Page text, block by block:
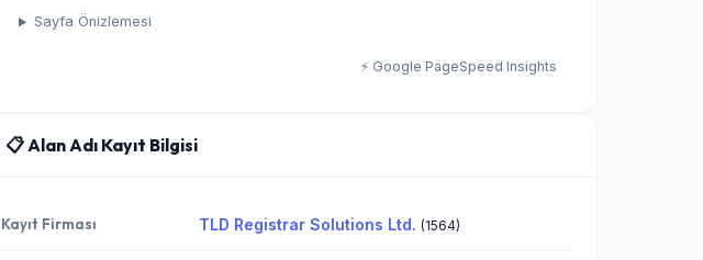
Sayfa Önizlemesi
⚡ Google PageSpeed Insights
📋 Alan Adı Kayıt Bilgisi
Kayıt Firması TLD Registrar Solutions Ltd. (1564)